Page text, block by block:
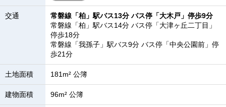
交通
常磐線「柏」駅バス13分 バス停「大木戸」停歩9分
常磐線「柏」駅バス14分 バス停「大津ヶ丘二丁目」
停歩18分
常磐線「我孫子」駅バス9分 バス停「中央公園前」停
歩21分
土地面積 181m² 公簿
建物面積 96m² 公簿